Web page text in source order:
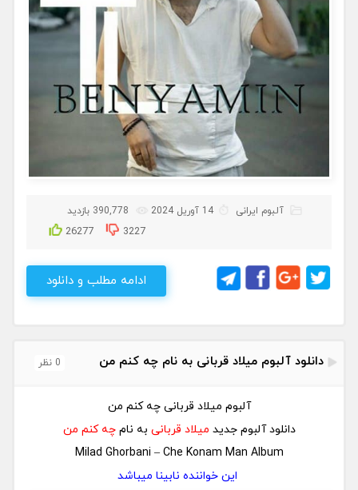
آلبوم ایرانی 14 آوریل 2024 390,778 بازدید
26277 3227
ادامه مطلب و دانلود
دانلود آلبوم میلاد قربانی به نام چه کنم من 0 نظر
آلبوم میلاد قربانی چه کنم من
دانلود آلبوم جدید میلاد قربانی به نامچه کنم من
Milad Ghorbani – Che Konam Man Album
این خواننده نابینا میباشد